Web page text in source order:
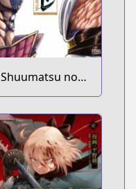
Shuumatsu no
Walküre